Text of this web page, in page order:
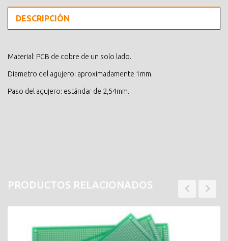
DESCRIPCIÓN
Material: PCB de cobre de un solo lado.
Diametro del agujero: aproximadamente 1mm.
Paso del agujero: estándar de 2,54mm.
PRODUCTOS RELACIONADOS